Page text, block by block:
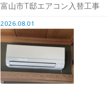
富山市T邸エアコン入替工事
2026.08.01